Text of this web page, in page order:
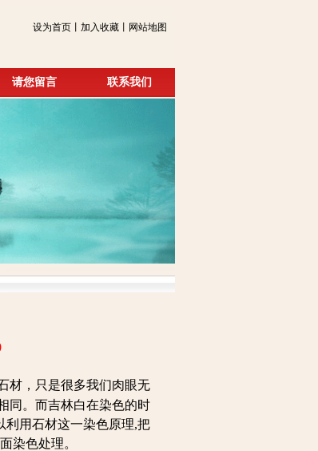
设为首页丨加入收藏丨网站地图
请您留言 联系我们
材，只是很多我们肉眼无
同。而吉林白在染色的时
利用石材这一染色原理,把
染色处理。